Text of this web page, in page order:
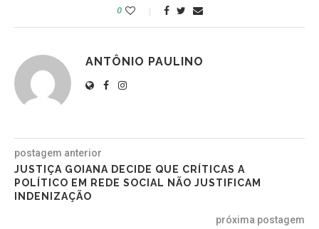
0
ANTÔNIO PAULINO
postagem anterior
JUSTIÇA GOIANA DECIDE QUE CRÍTICAS A
POLÍTICO EM REDE SOCIAL NÃO JUSTIFICAM
INDENIZAÇÃO
próxima postagem